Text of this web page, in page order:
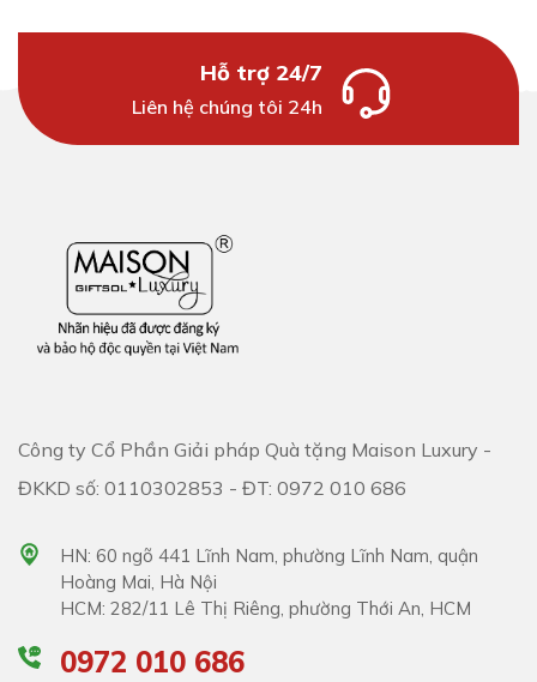
Hỗ trợ 24/7
Liên hệ chúng tôi 24h
Công ty Cổ Phần Giải pháp Quà tặng Maison Luxury -
ĐKKD số: 0110302853 - ĐT: 0972 010 686
HN: 60 ngõ 441 Lĩnh Nam, phường Lĩnh Nam, quận
Hoàng Mai, Hà Nội
HCM: 282/11 Lê Thị Riêng, phường Thới An, HCM
0972 010 686